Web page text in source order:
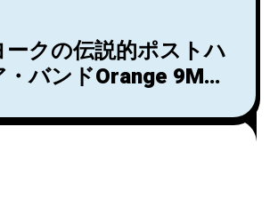
』をリリース。
ークの伝説的ポストハ
バンドOrange 9MM
がリマスターでストリ